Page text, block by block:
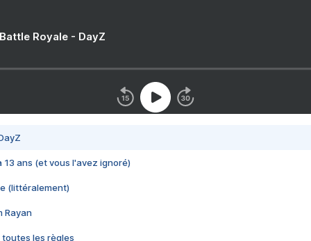
Royale - DayZ
13 ans (et vous l'avez ignoré)
(littéralement)
Rayan
toutes les règles